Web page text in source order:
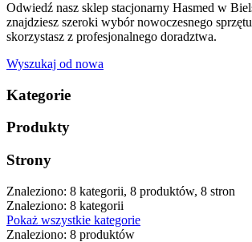
Odwiedź nasz sklep stacjonarny Hasmed w
znajdziesz szeroki wybór nowoczesnego
skorzystasz z profesjonalnego doradztwa.
Wyszukaj od nowa
Kategorie
Produkty
Strony
Znaleziono: 8 kategorii, 8 produktów, 8 stron
Znaleziono: 8 kategorii
Pokaż wszystkie kategorie
Znaleziono: 8 produktów